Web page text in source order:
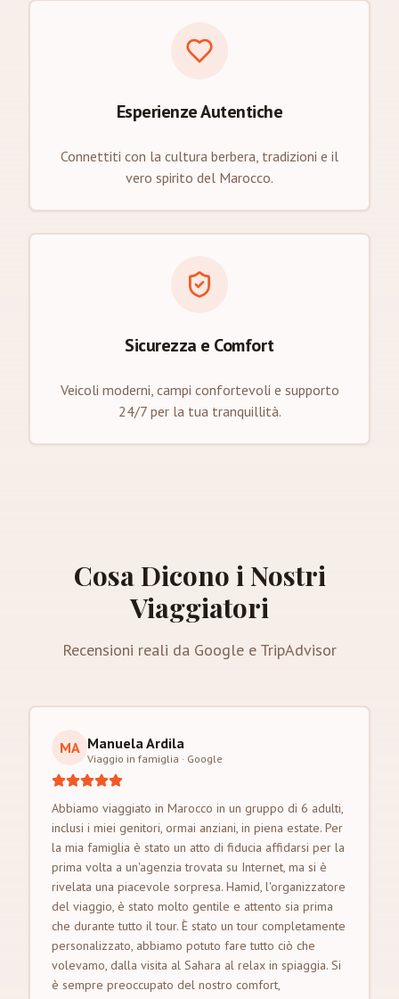
Esperienze Autentiche
Connettiti con la cultura berbera, tradizioni e il
vero spirito del Marocco.
Sicurezza e Comfort
Veicoli moderni, campi confortevoli e supporto
24/7 per la tua tranquillità.
Cosa Dicono i Nostri
Viaggiatori
Recensioni reali da Google e TripAdvisor
MA Manuela Ardila
Viaggio in famiglia · Google
Abbiamo viaggiato in Marocco in un gruppo di 6 adulti,
inclusi i miei genitori, ormai anziani, in piena estate. Per
la mia famiglia è stato un atto di fiducia affidarsi per la
prima volta a un'agenzia trovata su Internet, ma si è
rivelata una piacevole sorpresa. Hamid, l'organizzatore
del viaggio, è stato molto gentile e attento sia prima
che durante tutto il tour. È stato un tour completamente
personalizzato, abbiamo potuto fare tutto ciò che
volevamo, dalla visita al Sahara al relax in spiaggia. Si
è sempre preoccupato del nostro comfort,